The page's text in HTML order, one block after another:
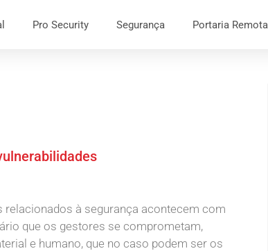
Pro Security Segurança Portaria Remota
à segurança acontecem com
que os gestores se comprometam,
e humano, que no caso podem ser os